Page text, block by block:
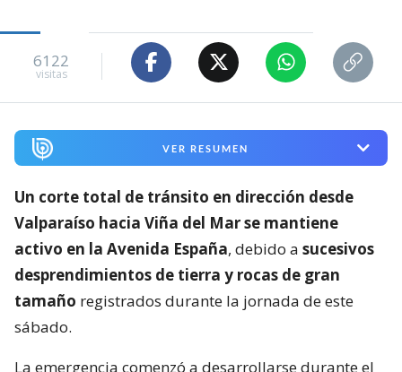
6122
visitas
VER RESUMEN
Un corte total de tránsito en dirección desde
Valparaíso hacia Viña del Mar se mantiene
activo en la Avenida España, debido a sucesivos
desprendimientos de tierra y rocas de gran
tamaño registrados durante la jornada de este
sábado.
La emergencia comenzó a desarrollarse durante el